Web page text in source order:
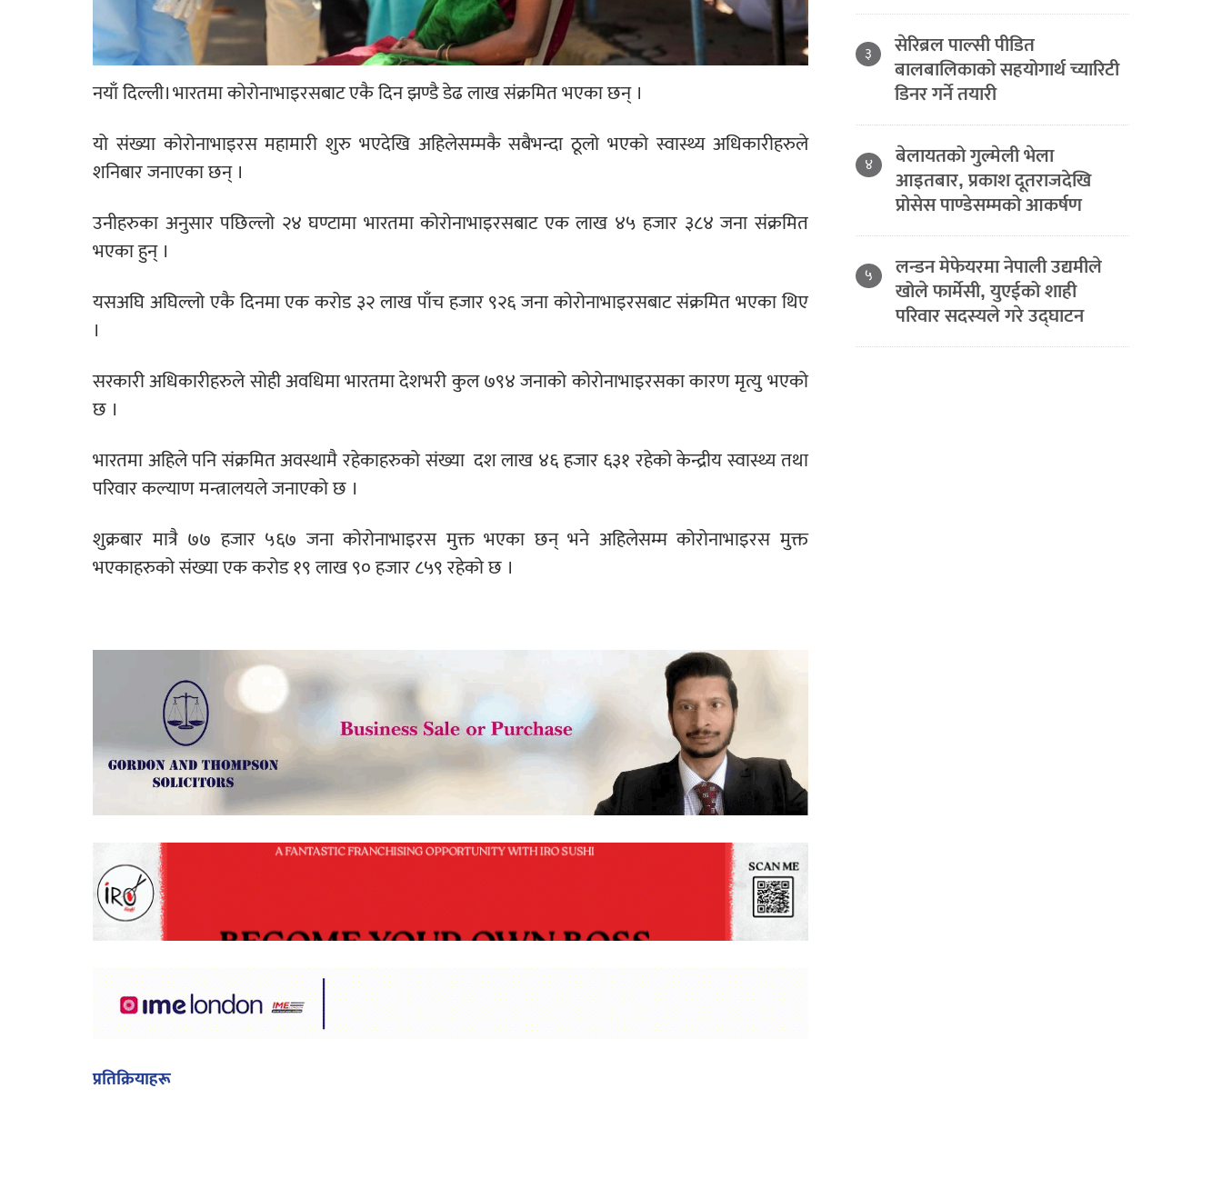
नयाँ दिल्ली। भारतमा कोरोनाभाइरसबाट एकै दिन झण्डै डेढ लाख संक्रमित भएका छन् ।
यो संख्या कोरोनाभाइरस महामारी शुरु भएदेखि अहिलेसम्मकै सबैभन्दा ठूलो भएको स्वास्थ्य अधिकारीहरुले
शनिबार जनाएका छन् ।
उनीहरुका अनुसार पछिल्लो २४ घण्टामा भारतमा कोरोनाभाइरसबाट एक लाख ४५ हजार ३८४ जना संक्रमित
भएका हुन् ।
यसअघि अघिल्लो एकै दिनमा एक करोड ३२ लाख पाँच हजार ९२६ जना कोरोनाभाइरसबाट संक्रमित भएका थिए
।
सरकारी अधिकारीहरुले सोही अवधिमा भारतमा देशभरी कुल ७९४ जनाको कोरोनाभाइरसका कारण मृत्यु भएको
छ ।
भारतमा अहिले पनि संक्रमित अवस्थामै रहेकाहरुको संख्या दश लाख ४६ हजार ६३१ रहेको केन्द्रीय स्वास्थ्य तथा
परिवार कल्याण मन्त्रालयले जनाएको छ ।
शुक्रबार मात्रै ७७ हजार ५६७ जना कोरोनाभाइरस मुक्त भएका छन् भने अहिलेसम्म कोरोनाभाइरस मुक्त
भएकाहरुको संख्या एक करोड १९ लाख ९० हजार ८५९ रहेको छ ।
प्रतिक्रियाहरू
३ सेरिब्रल पाल्सी पीडित
बालबालिकाको सहयोगार्थ च्यारिटी
डिनर गर्ने तयारी
४ बेलायतको गुल्मेली भेला
आइतबार, प्रकाश दूतराजदेखि
प्रोसेस पाण्डेसम्मको आकर्षण
५ लन्डन मेफेयरमा नेपाली उद्यमीले
खोले फार्मेसी, युएईको शाही
परिवार सदस्यले गरे उद्घाटन